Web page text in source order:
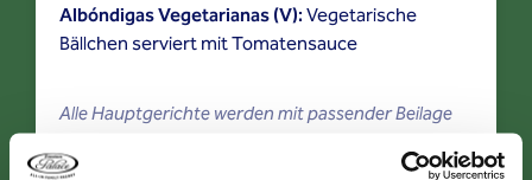
Albóndigas Vegetarianas (V):Vegetarische
Bällchen serviert mit Tomatensauce
Alle Hauptgerichte werden mit passender Beilage